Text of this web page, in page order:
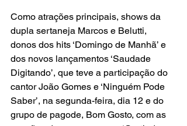
Como atrações principais, shows da
dupla sertaneja Marcos e Belutti,
donos dos hits ‘Domingo de Manhã’ e
dos novos lançamentos ‘Saudade
Digitando’, que teve a participação do
cantor João Gomes e ‘Ninguém Pode
Saber’, na segunda-feira, dia 12 e do
grupo de pagode, Bom Gosto, com as